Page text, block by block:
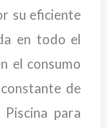
su eficiente
en todo el
el consumo
de
Piscina para